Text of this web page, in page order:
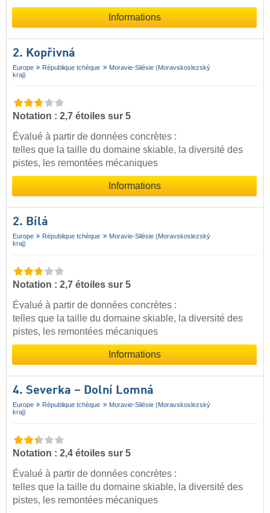
Informations
2. Kopřivná
Europe République tchèque
Moravie-Silésie (Moravskoslezský
kraj)
Notation : 2,7 étoiles sur 5
Évalué à partir de données concrètes :
telles que la taille du domaine skiable, la diversité des
pistes, les remontées mécaniques
Informations
2. Bílá
Europe République tchèque
Moravie-Silésie (Moravskoslezský
kraj)
Notation : 2,7 étoiles sur 5
Évalué à partir de données concrètes :
telles que la taille du domaine skiable, la diversité des
pistes, les remontées mécaniques
Informations
4. Severka – Dolní Lomná
Europe République tchèque
Moravie-Silésie (Moravskoslezský
kraj)
Notation : 2,4 étoiles sur 5
Évalué à partir de données concrètes :
telles que la taille du domaine skiable, la diversité des
pistes, les remontées mécaniques